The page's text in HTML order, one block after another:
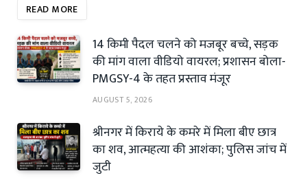
READ MORE
14 किमी पैदल चलने को मजबूर बच्चे, सड़क
की मांग वाला वीडियो वायरल; प्रशासन बोला-
PMGSY-4 के तहत प्रस्ताव मंजूर
AUGUST 5, 2026
श्रीनगर में किराये के कमरे में मिला बीए छात्र
का शव, आत्महत्या की आशंका; पुलिस जांच में
जुटी